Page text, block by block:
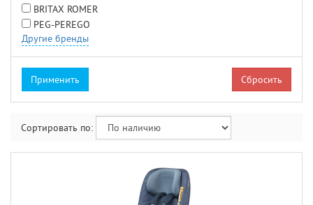
BRITAX ROMER
PEG-PEREGO
Другие бренды
Сбросить
Сортировать по: